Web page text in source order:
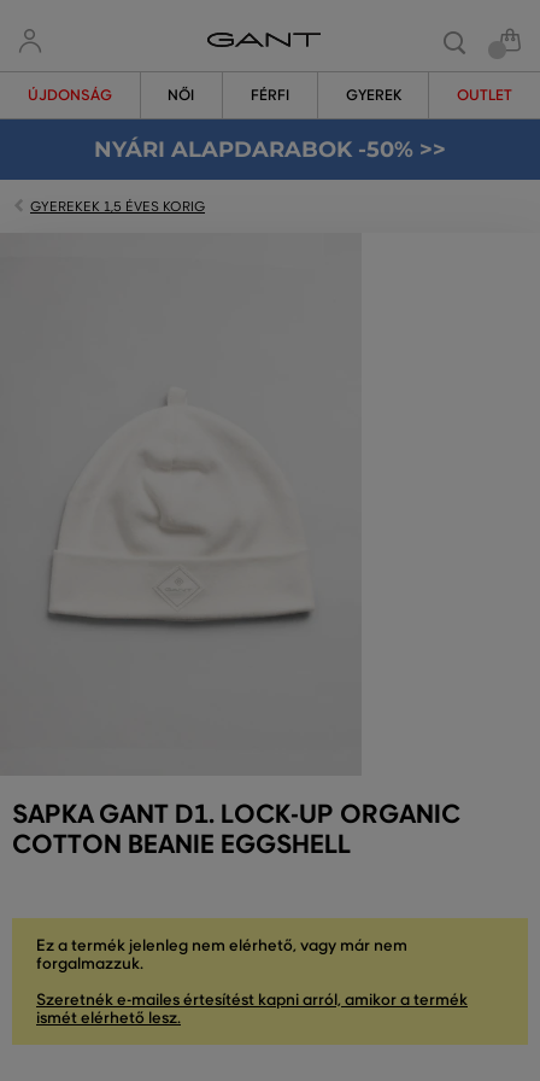
ÚJDONSÁG NŐI FÉRFI GYEREK OUTLET
NYÁRI ALAPDARABOK -50% >>
GYEREKEK 1,5 ÉVES KORIG
SAPKA GANT D1. LOCK-UP ORGANIC
COTTON BEANIE EGGSHELL
Ez a termék jelenleg nem elérhető, vagy már nem
forgalmazzuk.
Szeretnék e-mailes értesítést kapni arról, amikor a termék
ismét elérhető lesz.